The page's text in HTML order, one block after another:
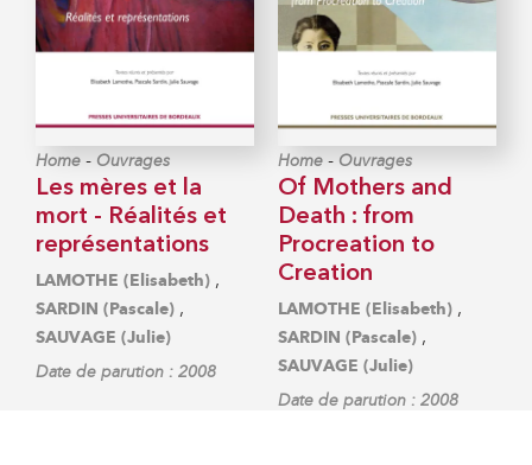
Home - Ouvrages
Les mères et la
mort - Réalités et
représentations
LAMOTHE (Elisabeth) ,
SARDIN (Pascale) ,
SAUVAGE (Julie)
Date de parution : 2008
Home - Ouvrages
Of Mothers and
Death : from
Procreation to
Creation
LAMOTHE (Elisabeth) ,
SARDIN (Pascale) ,
SAUVAGE (Julie)
Date de parution : 2008